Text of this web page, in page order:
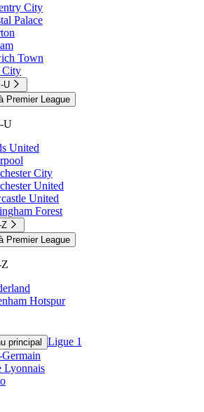
City
Palace
Town
U
Premier League
U
United
City
United
United
Forest
Z
Premier League
Hotspur
principal
Ligue 1
Lyonnais